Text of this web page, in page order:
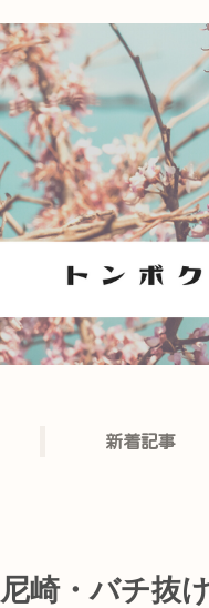
新着記事
尼崎・バチ抜